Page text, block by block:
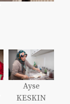
Ayse
KESKIN